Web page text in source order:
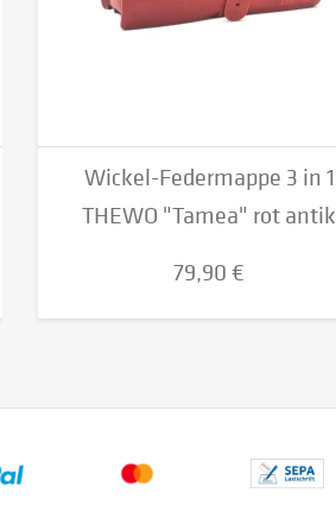
Wickel-Federmappe 3 in 1
THEWO "Tamea" rot antik
79,90 €